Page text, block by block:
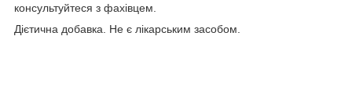
консультуйтеся з фахівцем.
Дієтична добавка. Не є лікарським засобом.